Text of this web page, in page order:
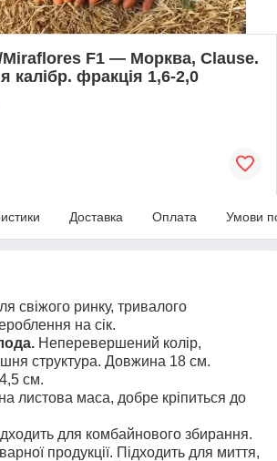
F1 — Морква, Clause.
калібр. фракція 1,6-2,0
Доставка Оплата Умови
свіжого ринку, тривалого
на сік.
Неперевершений колір,
структура. Довжина 18 см.
см.
листова маса, добре кріпиться до
для комбайнового збирання.
продукції. Підходить для миття,